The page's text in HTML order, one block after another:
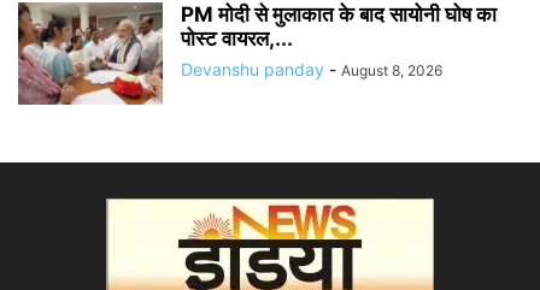
PM मोदी से मुलाकात के बाद सायोनी घोष का
पोस्ट वायरल,...
Devanshu panday - August 8, 2026